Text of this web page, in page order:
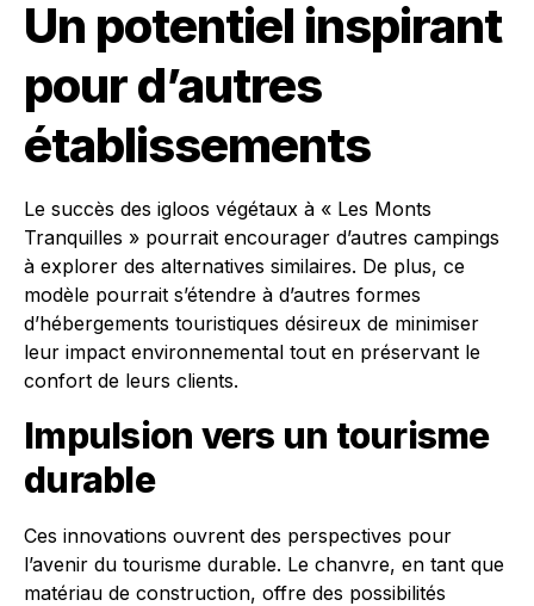
Un potentiel inspirant
pour d’autres
établissements
Le succès des igloos végétaux à « Les Monts
Tranquilles » pourrait encourager d’autres campings
à explorer des alternatives similaires. De plus, ce
modèle pourrait s’étendre à d’autres formes
d’hébergements touristiques désireux de minimiser
leur impact environnemental tout en préservant le
confort de leurs clients.
Impulsion vers un tourisme
durable
Ces innovations ouvrent des perspectives pour
l’avenir du tourisme durable. Le chanvre, en tant que
matériau de construction, offre des possibilités